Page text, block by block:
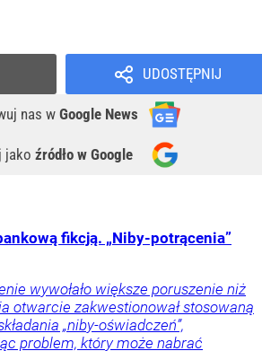
UDOSTĘPNIJ
nas w Google News
jako źródło w Google
fikcją. „Niby-potrącenia”
wywołało większe poruszenie niż
otwarcie zakwestionował stosowaną
„niby-oświadczeń”,
problem, który może nabrać